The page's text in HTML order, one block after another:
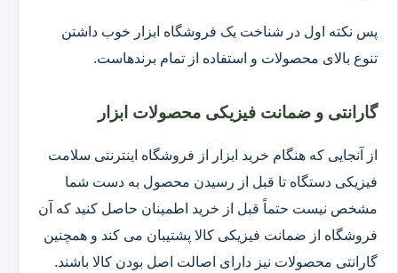
پس نکته اول در شناخت یک فروشگاه ابزار خوب داشتن
تنوع بالای محصولات و استفاده از تمام برندهاست.
گارانتی و ضمانت فیزیکی محصولات ابزار
از آنجایی که هنگام خرید ابزار از فروشگاه اینترنتی سلامت
فیزیکی دستگاه تا قبل از رسیدن محصول به دست شما
مشخص نیست حتماً قبل از خرید اطمینان حاصل کنید که آن
فروشگاه از ضمانت فیزیکی کالا پشتیبان می کند و همچنین
گارانتی محصولات نیز دارای اصالت اصل بودن کالا باشند.